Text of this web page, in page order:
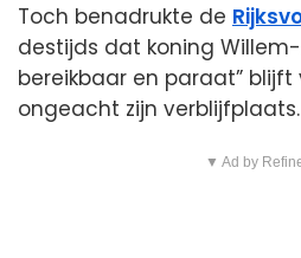
Toch benadrukte de
destijds dat koning
bereikbaar en paraat” blijft
ongeacht zijn verblijfplaats.
▼ Ad by